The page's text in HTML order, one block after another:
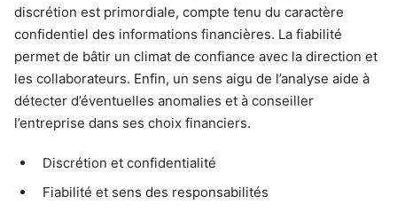
discrétion est primordiale, compte tenu du caractère
confidentiel des informations financières. La fiabilité
permet de bâtir un climat de confiance avec la direction et
les collaborateurs. Enfin, un sens aigu de l’analyse aide à
détecter d’éventuelles anomalies et à conseiller
l’entreprise dans ses choix financiers.
Discrétion et confidentialité
Fiabilité et sens des responsabilités